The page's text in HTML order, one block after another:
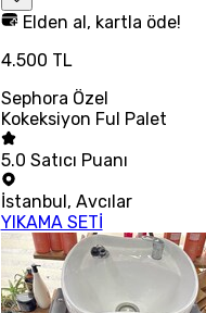
Elden al, kartla öde!
4.500 TL
Sephora Özel
Kokeksiyon Ful Palet
5.0 Satıcı Puanı
İstanbul, Avcılar
YIKAMA SETİ